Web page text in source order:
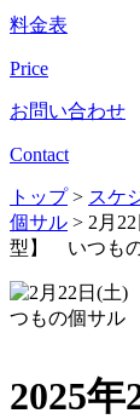
料金表
Price
お問い合わせ
Contact
トップ> スケ
個サル > 2月
型】 いつも
2025年